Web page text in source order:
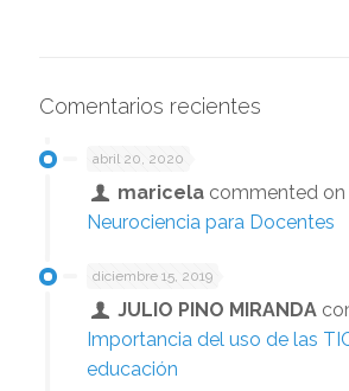
Comentarios recientes
abril 20, 2020
maricela commented on
Neurociencia para Docentes
diciembre 15, 2019
JULIO PINO MIRANDA
Importancia del uso de las
educación